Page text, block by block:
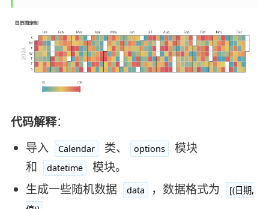
代码解释：
导入
Calendar 类、 options
模块
和
datetime
模块。
生成一些随机数据
data ，数据格式为
[(日期,